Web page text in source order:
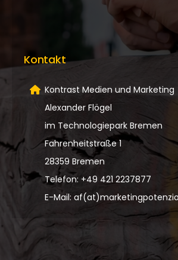
Kontakt
Kontrast Medien und Marketing
Alexander Flögel
im Technologiepark Bremen
Fahrenheitstraße 1
28359 Bremen
Telefon: +49 421 2237877
E-Mail: